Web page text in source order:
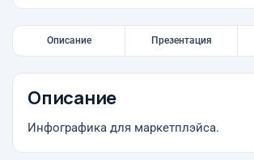
Описание Презентация
Описание
Инфографика для маркетплэйса.